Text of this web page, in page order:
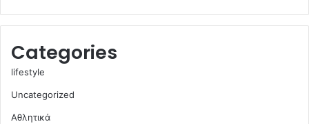
Categories
lifestyle
Uncategorized
Αθλητικά